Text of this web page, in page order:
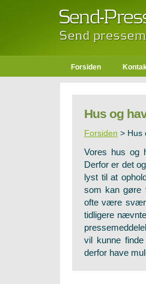
Forsiden
Hus og
Forsiden > Hus
Vores hus og
Derfor er det
lyst til at
som kan gøre
ofte være
tidligere
vil kunne
derfor have